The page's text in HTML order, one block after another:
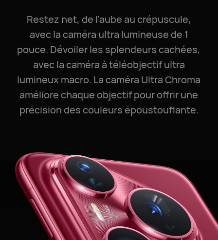
Restez net, de l'aube au crépuscule,
avec la caméra ultra lumineuse de 1
pouce. Dévoiler les splendeurs cachées,
avec la caméra à téléobjectif ultra
lumineux macro. La caméra Ultra Chroma
améliore chaque objectif pour offrir une
précision des couleurs époustouflante.